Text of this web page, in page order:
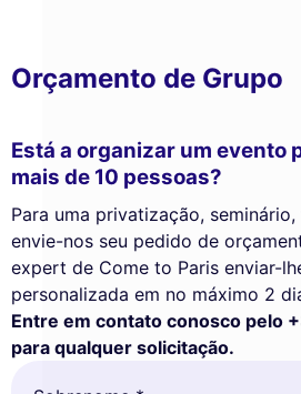
Orçamento de Grupo
Está a organizar um evento
mais de 10 pessoas?
Para uma privatização,
envie-nos seu pedido de
expert de Come to Paris enviar-
personalizada em no máximo 2
Entre em contato conosco pelo
para qualquer solicitação.